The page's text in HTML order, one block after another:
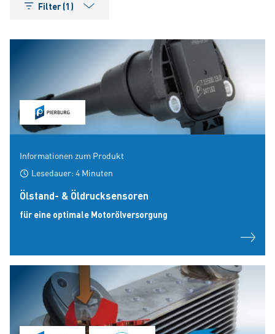
Filter (1)
Informationen zum Produkt
Lesedauer: 4 Minuten
Ölstand- & Öldrucksensoren
für eine optimale Motorölversorgung